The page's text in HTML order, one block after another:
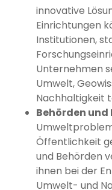
innovative
Einrichtungen
Institutionen,
Unternehmen
Umwelt,
Nachhaltigkeit
Behörden
Öffentlichkeit
und Behörden
ihnen bei der
Umwelt- und